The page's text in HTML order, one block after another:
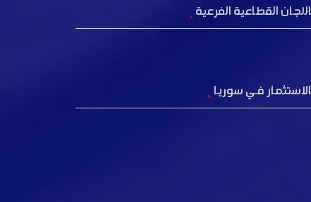
اللجان القطاعية الفرعية
الاستثمار في سوريا